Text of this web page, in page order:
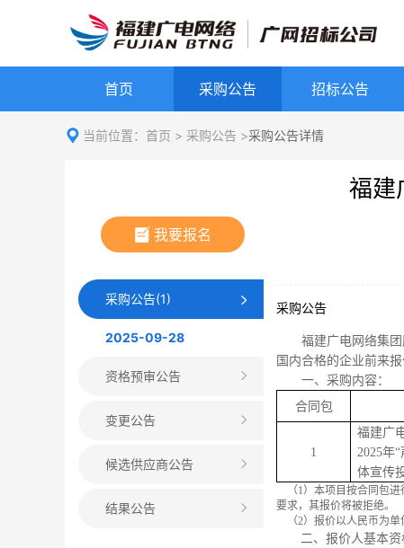
首页 采购公告 招标公告
当前位置： 首页 > 采购公告 >采购公告详情
我要报名
采购公告(1)
2025-09-28
资格预审公告
变更公告
候选供应商公告
结果公告
福建
采购公告
福建广电网络集团
国内合格的企业前来报
一、采购内容：
合同包
1
福建广
2025年“
体宣传
（1）本项目按合同包
要求，其报价将被拒绝。
（2）报价以人民币为单
二、报价人基本资